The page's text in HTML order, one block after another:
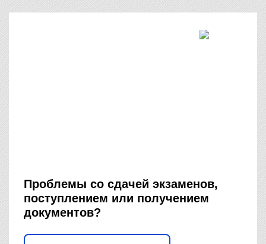
Проблемы со сдачей экзаменов,
поступлением или получением
документов?